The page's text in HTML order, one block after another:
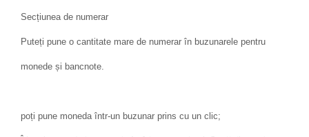
Secțiunea de numerar
Puteți pune o cantitate mare de numerar în buzunarele pentru
monede și bancnote.
poți pune moneda într-un buzunar prins cu un clic;